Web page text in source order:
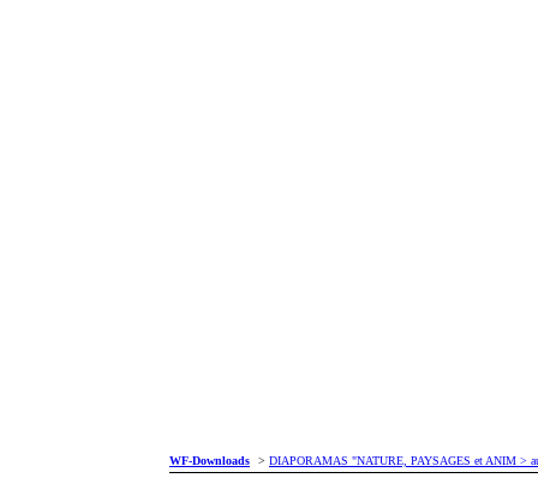
WF-Downloads > DIAPORAMAS "NATURE, PAYSAGES et ANIM >